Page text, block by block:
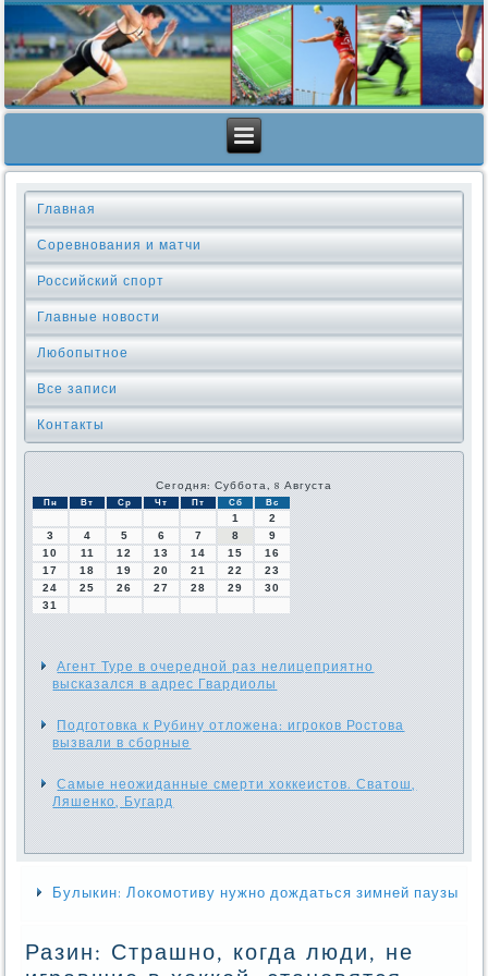
Главная
Соревнования и матчи
Российский спорт
Главные новости
Любопытное
Все записи
Контакты
Сегодня: Суббота, 8 Августа
Пн Вт Ср Чт Пт Сб Вс
1
2
3
4 5 6 7 8
9
10
11 12 13 14 15
16
17
18 19 20 21 22
23
24
25 26 27 28 29
30
31
Агент Туре в очередной раз нелицеприятно
высказался в адрес Гвардиолы
Подготовка к Рубину отложена: игроков Ростова
вызвали в сборные
Самые неожиданные смерти хоккеистов. Сватош,
Ляшенко, Бугард
Булыкин: Локомотиву нужно дождаться зимней паузы
Разин: Страшно, когда люди, не